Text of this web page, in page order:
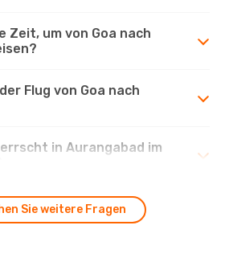
Zeit, um von Goa nach
Flug von Goa nach
in Aurangabad im
Sie weitere Fragen